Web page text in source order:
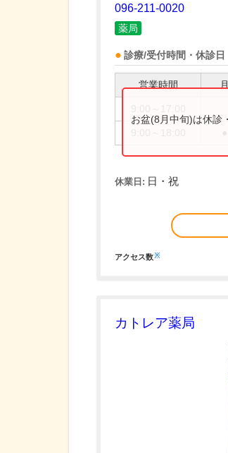
096-211-0020
薬局
診療/受付時間・休診日
営業時間 月
お盆(8月中旬)は休診
休業日: 日・祝
アクセス数※
カトレア薬局